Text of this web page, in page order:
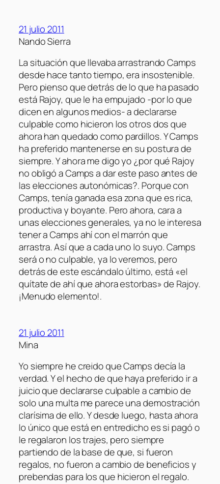
21 julio 2011
Nando Sierra
La situación que llevaba arrastrando Camps
desde hace tanto tiempo, era insostenible.
Pero pienso que detrás de lo que ha pasado
está Rajoy, que le ha empujado -por lo que
dicen en algunos medios- a declararse
culpable como hicieron los otros dos que
ahora han quedado como pardillos. Y Camps
ha preferido mantenerse en su postura de
siempre. Y ahora me digo yo ¿por qué Rajoy
no obligó a Camps a dar este paso antes de
las elecciones autonómicas?. Porque con
Camps, tenía ganada esa zona que es rica,
productiva y boyante. Pero ahora, cara a
unas elecciones generales, ya no le interesa
tener a Camps ahí con el marrón que
arrastra. Así que a cada uno lo suyo. Camps
será o no culpable, ya lo veremos, pero
detrás de este escándalo último, está «el
quítate de ahí que ahora estorbas» de Rajoy.
¡Menudo elemento!.
21 julio 2011
Mina
Yo siempre he creido que Camps decía la
verdad. Y el hecho de que haya preferido ir a
juicio que declararse culpable a cambio de
solo una multa me parece una demostración
clarísima de ello. Y desde luego, hasta ahora
lo único que está en entredicho es si pagó o
le regalaron los trajes, pero siempre
partiendo de la base de que, si fueron
regalos, no fueron a cambio de beneficios y
prebendas para los que hicieron el regalo.